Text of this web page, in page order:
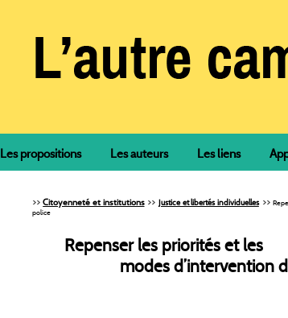
Les propositions Les auteurs Les liens
>>Citoyenneté et institutions>> Justice et libertés individuelles>>
police
Repenser les priorités et les
modes d’intervention